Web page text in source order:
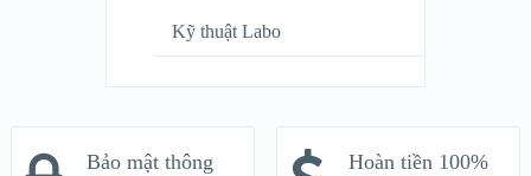
Kỹ thuật Labo
Bảo mật thông
Hoàn tiền 100%